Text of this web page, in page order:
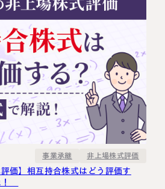
事業承継 非上場株式評価
価】相互持合株式はどう評価す
！